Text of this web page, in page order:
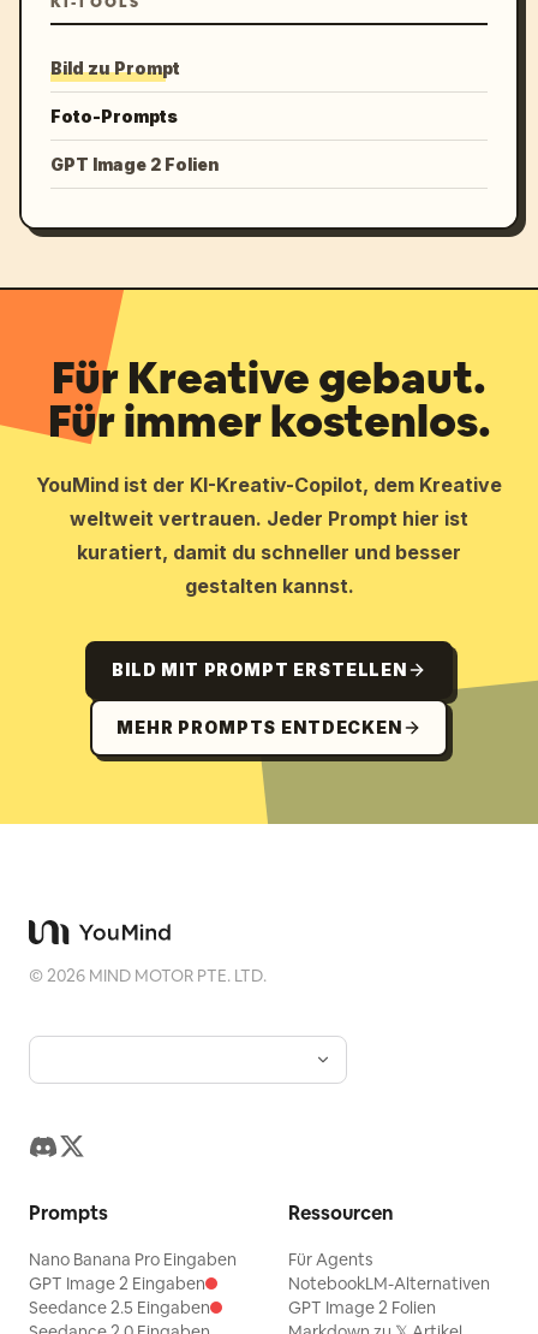
Bild zu Prompt
Foto-Prompts
GPT Image 2 Folien
Für Kreative gebaut.
Für immer kostenlos.
YouMind ist der KI-Kreativ-Copilot, dem Kreative
weltweit vertrauen. Jeder Prompt hier ist
kuratiert, damit du schneller und besser
gestalten kannst.
BILD MIT PROMPT ERSTELLEN
MEHR PROMPTS ENTDECKEN
©2026 MIND MOTOR PTE. LTD.
Prompts
Nano Banana Pro Eingaben
GPT Image 2 Eingaben
Seedance 2.5 Eingaben
Ressourcen
Für Agents
NotebookLM-Alternativen
GPT Image 2 Folien